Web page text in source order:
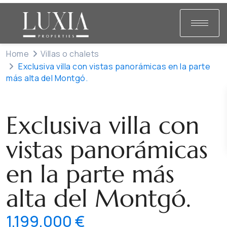
Home
Villas o chalets
Exclusiva villa con vistas panorámicas en la parte
más alta del Montgó.
Exclusiva villa con
vistas panorámicas
en la parte más
alta del Montgó.
1,199,000 €